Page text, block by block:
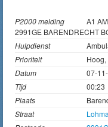
P2000 melding
A1
2991GE BARENDRECHT
Hulpdienst
Prioriteit
Datum
07-
Tijd
00:23
Plaats
Straat